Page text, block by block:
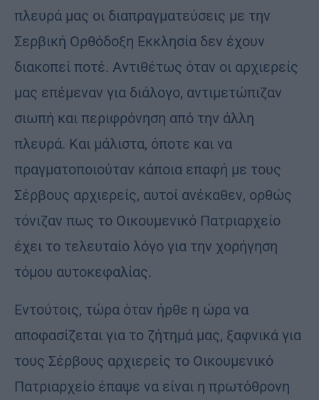
πλευρά μας οι διαπραγματεύσεις με την
Σερβική Ορθόδοξη Εκκλησία δεν έχουν
διακοπεί ποτέ. Αντιθέτως όταν οι αρχιερείς
μας επέμεναν για διάλογο, αντιμετώπιζαν
σιωπή και περιφρόνηση από την άλλη
πλευρά. Και μάλιστα, όποτε και να
πραγματοποιούταν κάποια επαφή με τους
Σέρβους αρχιερείς, αυτοί ανέκαθεν, ορθώς
τόνιζαν πως το Οικουμενικό Πατριαρχείο
έχει το τελευταίο λόγο για την χορήγηση
τόμου αυτοκεφαλίας.
Εντούτοις, τώρα όταν ήρθε η ώρα να
αποφασίζεται για το ζήτημά μας, ξαφνικά για
τους Σέρβους αρχιερείς το Οικουμενικό
Πατριαρχείο έπαψε να είναι η πρωτόθρονη